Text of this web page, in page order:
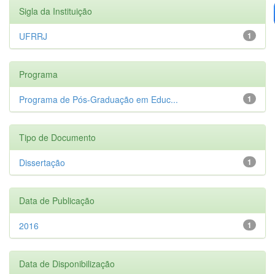
Sigla da Instituição
1
UFRRJ
Programa
1
Programa de Pós-Graduação em Educ...
Tipo de Documento
1
Dissertação
Data de Publicação
1
2016
Data de Disponibilização